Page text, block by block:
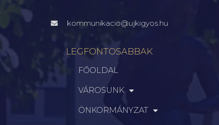
kommunikacio@ujkigyos.hu
LEGFONTOSABBAK
FŐOLDAL
VÁROSUNK
ÖNKORMÁNYZAT